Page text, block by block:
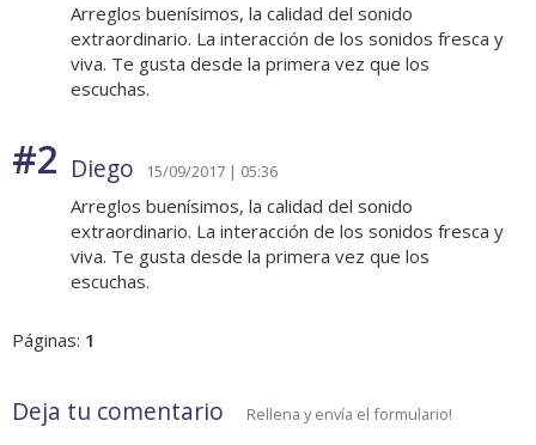
Arreglos buenísimos, la calidad del sonido
extraordinario. La interacción de los sonidos fresca y
viva. Te gusta desde la primera vez que los
escuchas.
#2 Diego 15/09/2017 | 05:36
Arreglos buenísimos, la calidad del sonido
extraordinario. La interacción de los sonidos fresca y
viva. Te gusta desde la primera vez que los
escuchas.
Páginas: 1
Deja tu comentario Rellena y envía el formulario!